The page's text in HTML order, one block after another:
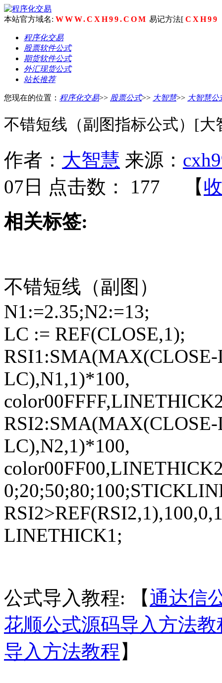
本站官方域名: WWW.CXH99.COM 易记方法[ CXH99
程序化交易
股票软件公式
期货软件公式
外汇现货公式
站长推荐
您现在的位置： 程序化交易>> 股票公式>> 大智慧>> 大智慧公
不错短线（副图指标公式）[大
作者： 大智慧 来源：
07日 点击数： 177 【
相关标签:
不错短线（副图）
N1:=2.35;N2:=13;
LC := REF(CLOSE,1);
LC),N1,1)*100,
LC),N2,1)*100,
LINETHICK1;
公式导入教程: 【通达信
花顺公式源码导入方法教
导入方法教程 】